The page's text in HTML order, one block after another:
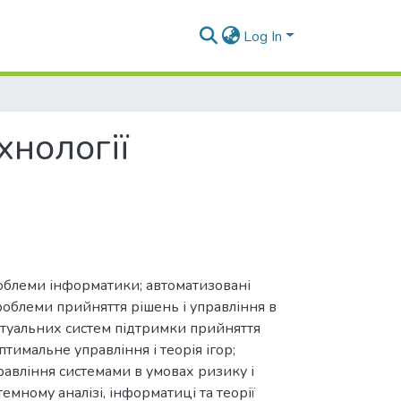
Log In
інформатики; автоматизовані
прийняття рішень і управління в
систем підтримки прийняття
управління і теорія ігор;
системами в умовах ризику і
аналізі, інформатиці та теорії